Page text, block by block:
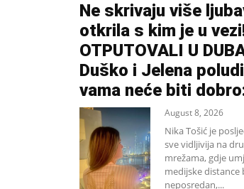
Ne skrivaju više
otkrila s kim je u
OTPUTOVALI U
Duško i Jelena
vama neće biti
August 8, 2026
Nika Tošić je
sve vidljivija na
mrežama, gdje
medijske distance
neposredan,...